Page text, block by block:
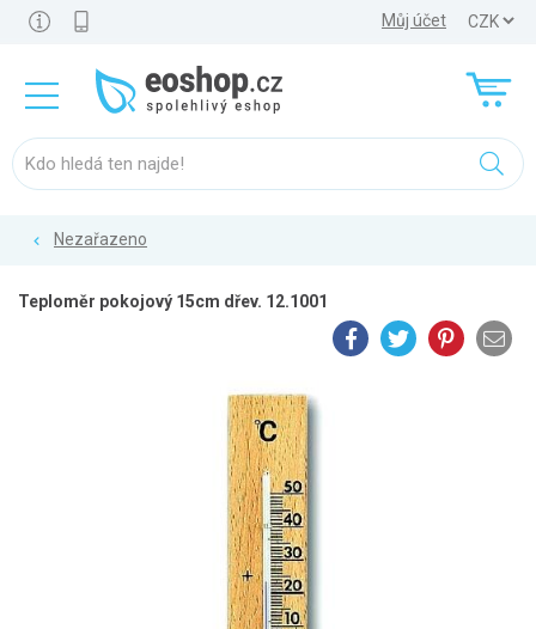
Můj účet
Nezařazeno
Teploměr pokojový 15cm dřev. 12.1001